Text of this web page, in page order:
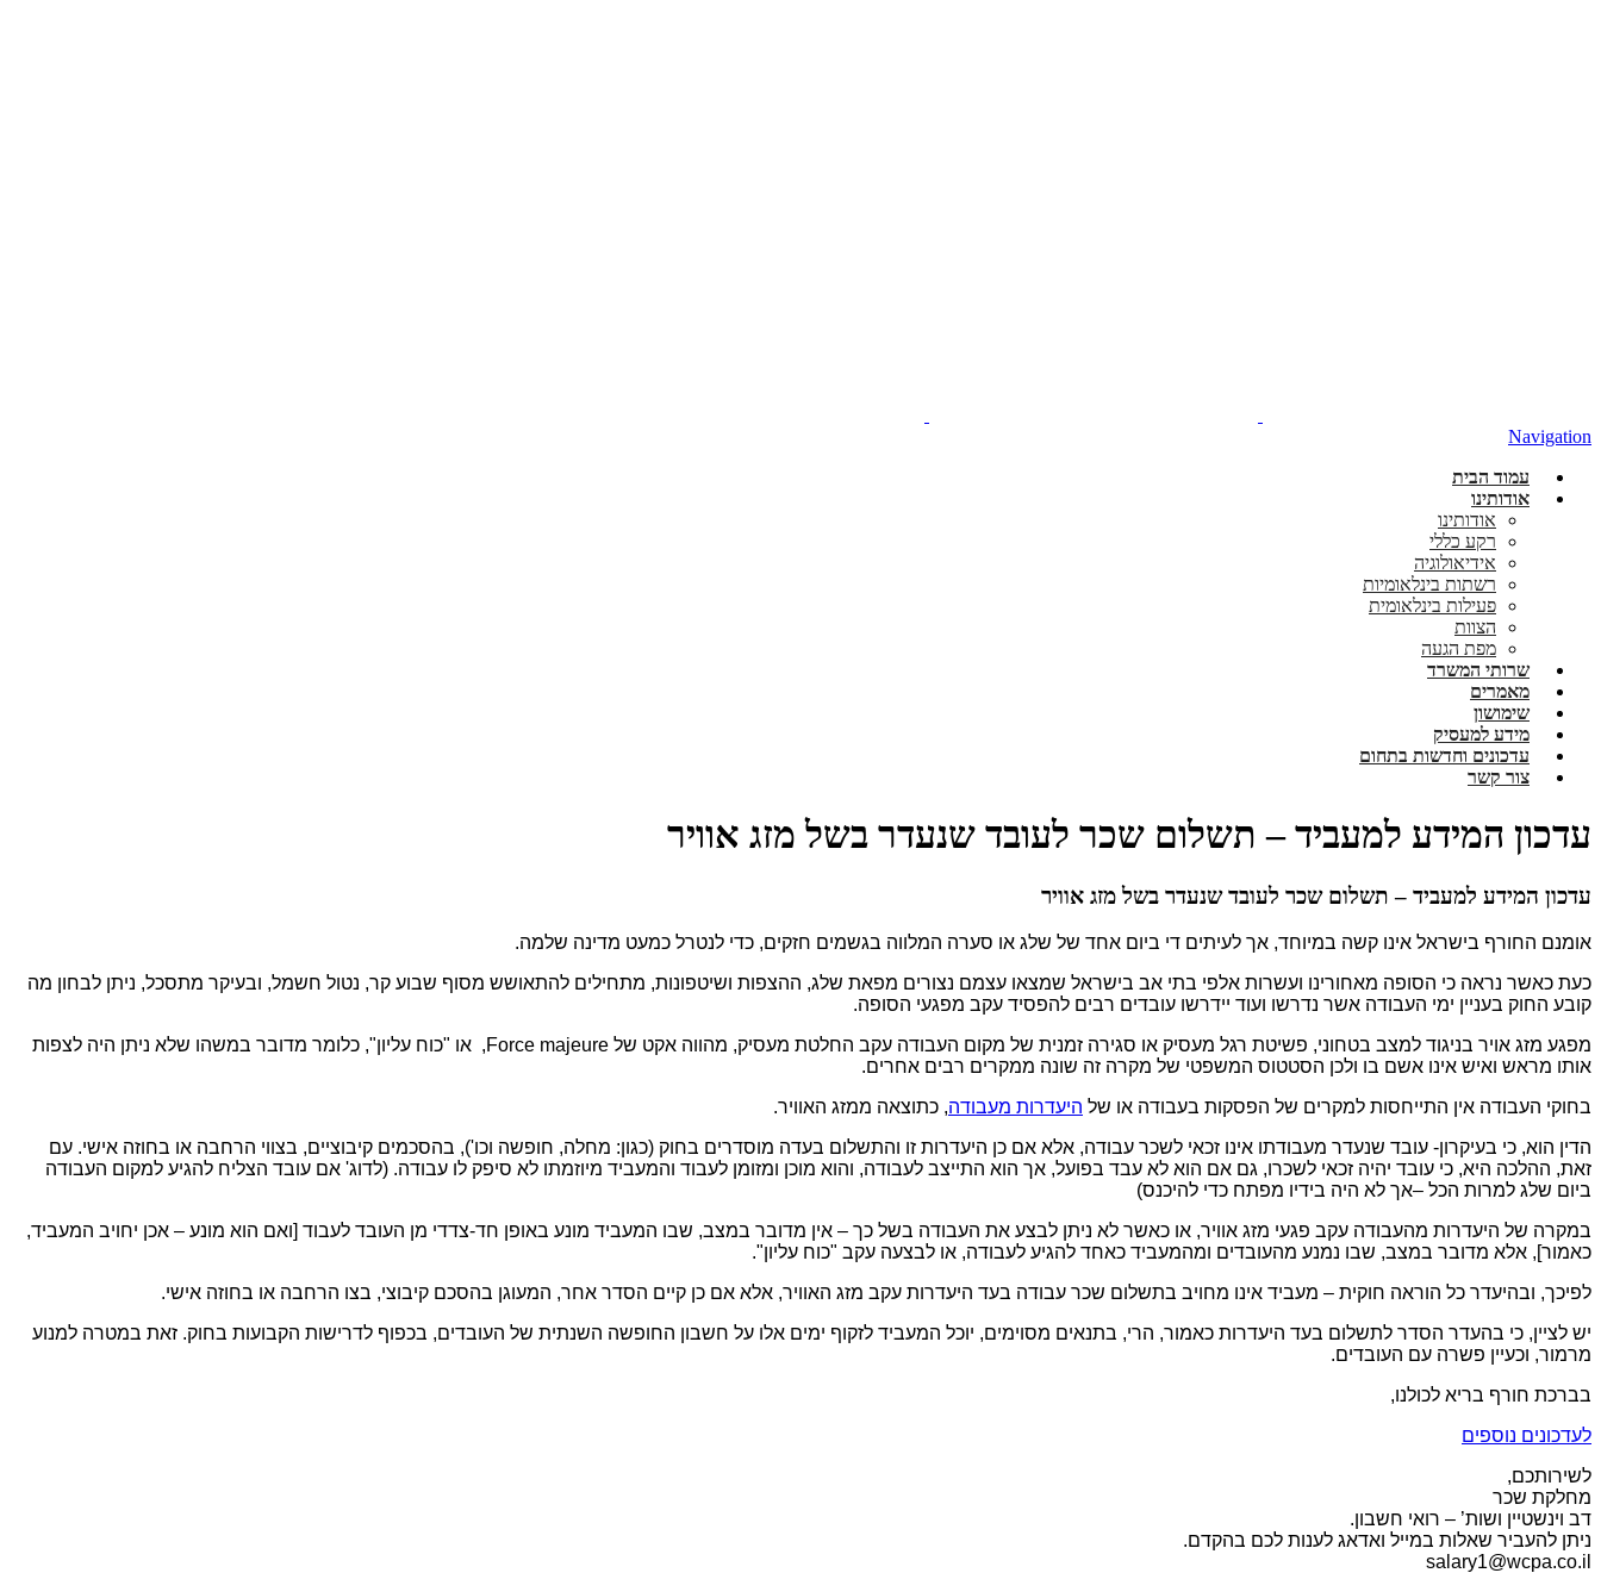
Navigation
עמוד הבית
אודותינו
אודותינו
רקע כללי
אידיאולוגיה
רשתות בינלאומיות
פעילות בינלאומית
הצוות
מפת הגעה
שרותי המשרד
מאמרים
שימושון
מידע למעסיק
עדכונים וחדשות בתחום
צור קשר
עדכון המידע למעביד – תשלום שכר לעובד שנעדר בשל מזג אוויר
עדכון המידע למעביד – תשלום שכר לעובד שנעדר בשל מזג אוויר
אומנם החורף בישראל אינו קשה במיוחד, אך לעיתים די ביום אחד של שלג או סערה המלווה בגשמים חזקים, כדי לנטרל כמעט מדינה שלמה.
כעת כאשר נראה כי הסופה מאחורינו ועשרות אלפי בתי אב בישראל שמצאו עצמם נצורים מפאת שלג, ההצפות ושיטפונות, מתחילים להתאושש מסוף שבוע קר, נטול חשמל, ובעיקר מתסכל, ניתן לבחון מה
קובע החוק בעניין ימי העבודה אשר נדרשו ועוד יידרשו עובדים רבים להפסיד עקב מפגעי הסופה.
מפגע מזג אויר בניגוד למצב בטחוני, פשיטת רגל מעסיק או סגירה זמנית של מקום העבודה עקב החלטת מעסיק, מהווה אקט של Force majeure, או "כוח עליון", כלומר מדובר במשהו שלא ניתן היה לצפות
אותו מראש ואיש אינו אשם בו ולכן הסטטוס המשפטי של מקרה זה שונה ממקרים רבים אחרים.
בחוקי העבודה אין התייחסות למקרים של הפסקות בעבודה או של היעדרות מעבודה, כתוצאה ממזג האוויר.
הדין הוא, כי בעיקרון- עובד שנעדר מעבודתו אינו זכאי לשכר עבודה, אלא אם כן היעדרות זו והתשלום בעדה מוסדרים בחוק (כגון: מחלה, חופשה וכו'), בהסכמים קיבוציים, בצווי הרחבה או בחוזה אישי. עם
זאת, ההלכה היא, כי עובד יהיה זכאי לשכרו, גם אם הוא לא עבד בפועל, אך הוא התייצב לעבודה, והוא מוכן ומזומן לעבוד והמעביד מיוזמתו לא סיפק לו עבודה. (לדוג' אם עובד הצליח להגיע למקום העבודה
ביום שלג למרות הכל –אך לא היה בידיו מפתח כדי להיכנס)
במקרה של היעדרות מהעבודה עקב פגעי מזג אוויר, או כאשר לא ניתן לבצע את העבודה בשל כך – אין מדובר במצב, שבו המעביד מונע באופן חד-צדדי מן העובד לעבוד [ואם הוא מונע – אכן יחויב המעביד,
כאמור], אלא מדובר במצב, שבו נמנע מהעובדים ומהמעביד כאחד להגיע לעבודה, או לבצעה עקב "כוח עליון".
לפיכך, ובהיעדר כל הוראה חוקית – מעביד אינו מחויב בתשלום שכר עבודה בעד היעדרות עקב מזג האוויר, אלא אם כן קיים הסדר אחר, המעוגן בהסכם קיבוצי, בצו הרחבה או בחוזה אישי.
יש לציין, כי בהעדר הסדר לתשלום בעד היעדרות כאמור, הרי, בתנאים מסוימים, יוכל המעביד לזקוף ימים אלו על חשבון החופשה השנתית של העובדים, בכפוף לדרישות הקבועות בחוק. זאת במטרה למנוע
מרמור, וכעיין פשרה עם העובדים.
בברכת חורף בריא לכולנו,
לעדכונים נוספים
לשירותכם,
מחלקת שכר
דב וינשטיין ושות’ – רואי חשבון.
ניתן להעביר שאלות במייל ואדאג לענות לכם בהקדם.
salary1@wcpa.co.il